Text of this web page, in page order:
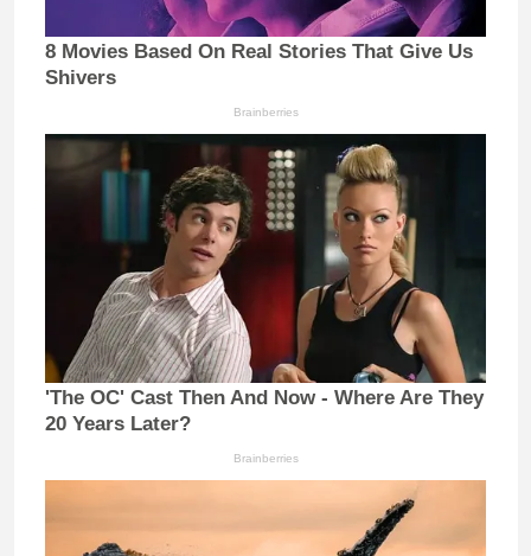
8 Movies Based On Real Stories That Give Us
Shivers
Brainberries
'The OC' Cast Then And Now - Where Are They
20 Years Later?
Brainberries